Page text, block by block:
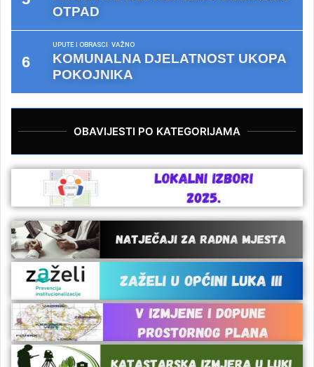
OTPAD
UPUTE I OBRASCI VAŽNO
KOMUNALNA DJELATNOST UKOPA
POKOJNIKA
OBAVIJESTI PO KATEGORIJAMA